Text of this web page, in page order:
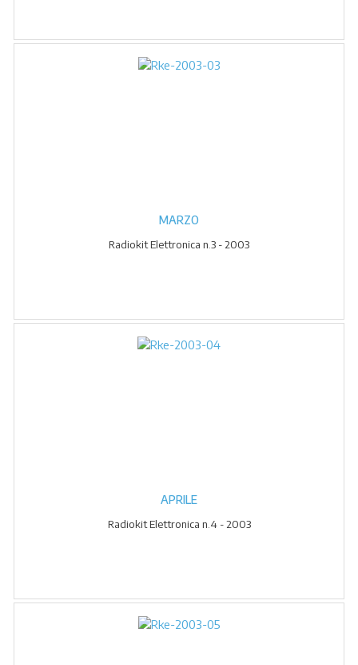
MARZO
Radiokit Elettronica n.3 - 2003
APRILE
Radiokit Elettronica n.4 - 2003